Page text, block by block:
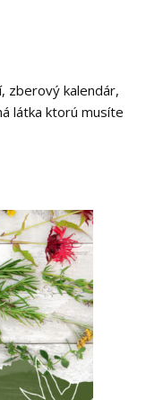
zberový kalendár,
látka ktorú musíte